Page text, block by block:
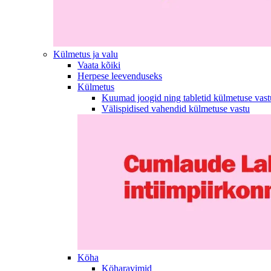
Külmetus ja valu
Vaata kõiki
Herpese leevenduseks
Külmetus
Kuumad joogid ning tabletid külmetuse
Välispidised vahendid külmetuse vastu
Köha
Köharavimid